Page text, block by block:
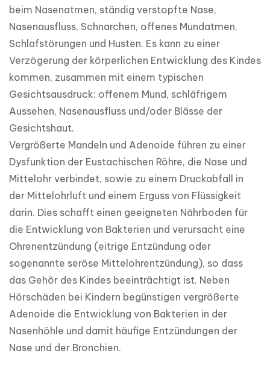
beim Nasenatmen, ständig verstopfte Nase,
Nasenausfluss, Schnarchen, offenes Mundatmen,
Schlafstörungen und Husten. Es kann zu einer
Verzögerung der körperlichen Entwicklung des Kindes
kommen, zusammen mit einem typischen
Gesichtsausdruck: offenem Mund, schläfrigem
Aussehen, Nasenausfluss und/oder Blässe der
Gesichtshaut.
Vergrößerte Mandeln und Adenoide führen zu einer
Dysfunktion der Eustachischen Röhre, die Nase und
Mittelohr verbindet, sowie zu einem Druckabfall in
der Mittelohrluft und einem Erguss von Flüssigkeit
darin. Dies schafft einen geeigneten Nährboden für
die Entwicklung von Bakterien und verursacht eine
Ohrenentzündung (eitrige Entzündung oder
sogenannte seröse Mittelohrentzündung), so dass
das Gehör des Kindes beeinträchtigt ist. Neben
Hörschäden bei Kindern begünstigen vergrößerte
Adenoide die Entwicklung von Bakterien in der
Nasenhöhle und damit häufige Entzündungen der
Nase und der Bronchien.